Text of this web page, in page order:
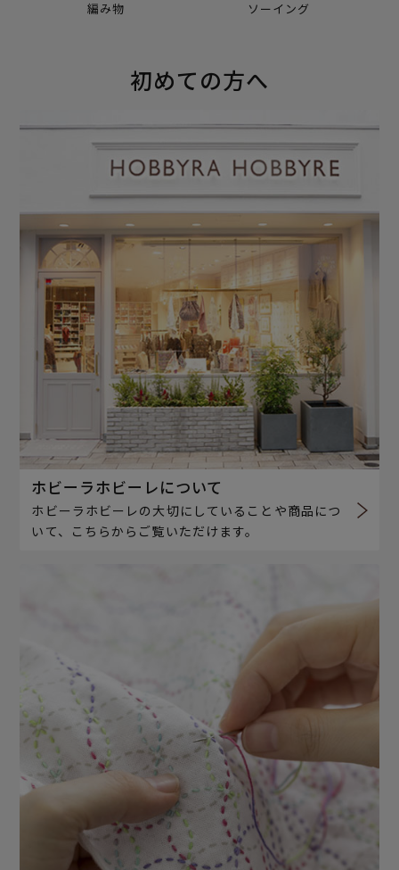
編み物 ソーイング
初めての方へ
ホビーラホビーレについて
ホビーラホビーレの大切にしていることや商品につ
いて、こちらからご覧いただけます。